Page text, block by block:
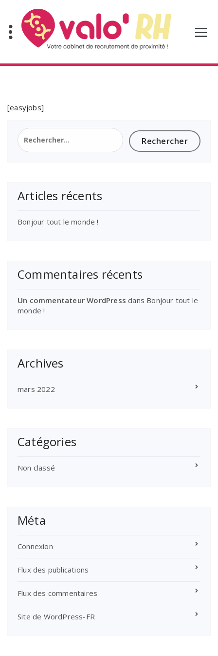
contenu
[easyjobs]
Rechercher :
Articles récents
Bonjour tout le monde !
Commentaires récents
Un commentateur WordPress dans Bonjour tout le
monde !
Archives
mars 2022
Catégories
Non classé
Méta
Connexion
Flux des publications
Flux des commentaires
Site de WordPress-FR